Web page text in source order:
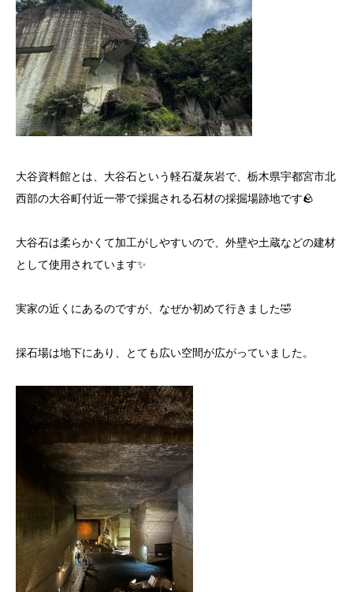
大谷資料館とは、大谷石という軽石凝灰岩で、栃木県宇都宮市北
西部の大谷町付近一帯で採掘される石材の採掘場跡地です🪨
大谷石は柔らかくて加工がしやすいので、外壁や土蔵などの建材
として使用されています✨
実家の近くにあるのですが、なぜか初めて行きました🤣
採石場は地下にあり、とても広い空間が広がっていました。